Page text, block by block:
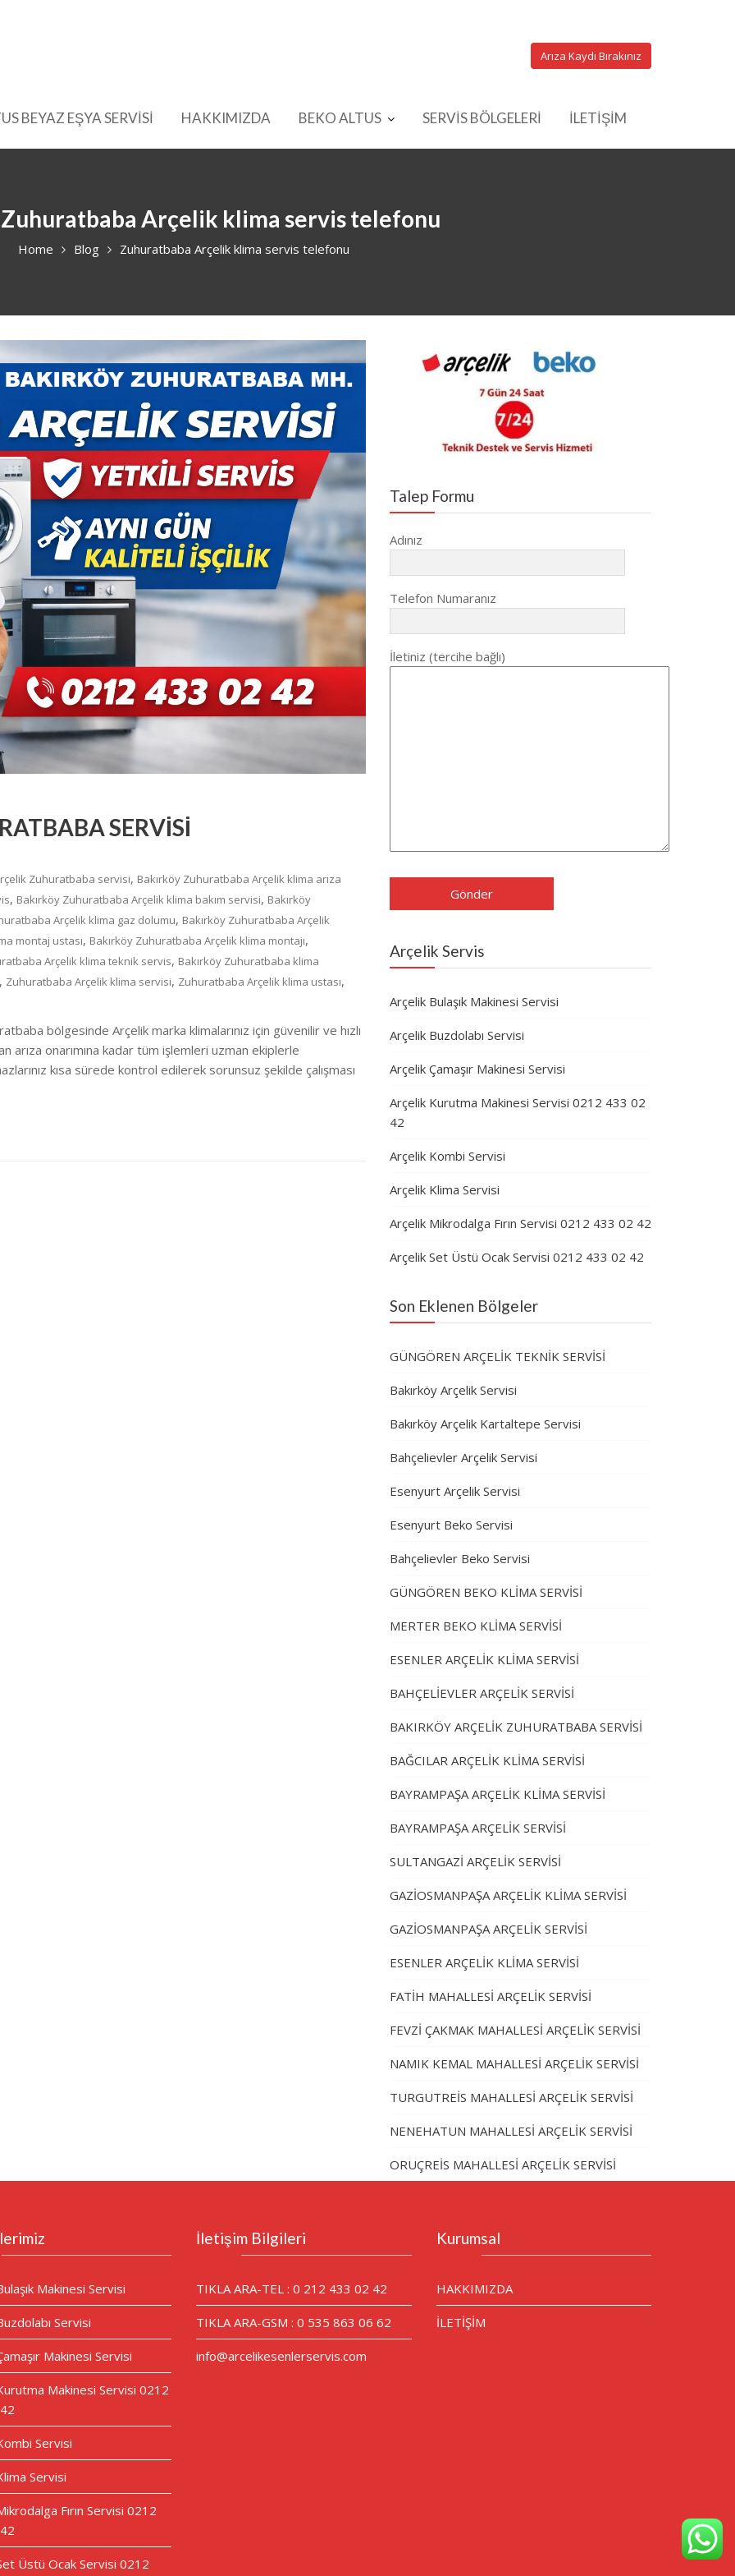
Arıza Kaydı Bırakınız
BEYAZ EŞYA SERVİSİ HAKKIMIZDA BEKO ALTUS SERVİS BÖLGELERİ İLETİŞİM
Zuhuratbaba Arçelik klima servis telefonu
Home Blog Zuhuratbaba Arçelik klima servis telefonu
SERVİSİ
Zuhuratbaba servisi, Bakırköy Zuhuratbaba Arçelik klima arıza
, Bakırköy Zuhuratbaba Arçelik klima bakım servisi, Bakırköy
Arçelik klima gaz dolumu, Bakırköy Zuhuratbaba Arçelik
montaj ustası, Bakırköy Zuhuratbaba Arçelik klima montajı,
Arçelik klima teknik servis, Bakırköy Zuhuratbaba klima
, Zuhuratbaba Arçelik klima servisi, Zuhuratbaba Arçelik klima ustası,
bölgesinde Arçelik marka klimalarınız için güvenilir ve hızlı
arıza onarımına kadar tüm işlemleri uzman ekiplerle
kısa sürede kontrol edilerek sorunsuz şekilde çalışması
Talep Formu
Adınız
Telefon Numaranız
İletiniz (tercihe bağlı)
Arçelik Servis
Arçelik Bulaşık Makinesi Servisi
Arçelik Buzdolabı Servisi
Arçelik Çamaşır Makinesi Servisi
Arçelik Kurutma Makinesi Servisi 0212 433 02
42
Arçelik Kombi Servisi
Arçelik Klima Servisi
Arçelik Mikrodalga Fırın Servisi 0212 433 02 42
Arçelik Set Üstü Ocak Servisi 0212 433 02 42
Son Eklenen Bölgeler
GÜNGÖREN ARÇELİK TEKNİK SERVİSİ
Bakırköy Arçelik Servisi
Bakırköy Arçelik Kartaltepe Servisi
Bahçelievler Arçelik Servisi
Esenyurt Arçelik Servisi
Esenyurt Beko Servisi
Bahçelievler Beko Servisi
GÜNGÖREN BEKO KLİMA SERVİSİ
MERTER BEKO KLİMA SERVİSİ
ESENLER ARÇELİK KLİMA SERVİSİ
BAHÇELİEVLER ARÇELİK SERVİSİ
BAKIRKÖY ARÇELİK ZUHURATBABA SERVİSİ
BAĞCILAR ARÇELİK KLİMA SERVİSİ
BAYRAMPAŞA ARÇELİK KLİMA SERVİSİ
BAYRAMPAŞA ARÇELİK SERVİSİ
SULTANGAZİ ARÇELİK SERVİSİ
GAZİOSMANPAŞA ARÇELİK KLİMA SERVİSİ
GAZİOSMANPAŞA ARÇELİK SERVİSİ
ESENLER ARÇELİK KLİMA SERVİSİ
FATİH MAHALLESİ ARÇELİK SERVİSİ
FEVZİ ÇAKMAK MAHALLESİ ARÇELİK SERVİSİ
NAMIK KEMAL MAHALLESİ ARÇELİK SERVİSİ
TURGUTREİS MAHALLESİ ARÇELİK SERVİSİ
NENEHATUN MAHALLESİ ARÇELİK SERVİSİ
ORUÇREİS MAHALLESİ ARÇELİK SERVİSİ
Makinesi Servisi
Servisi
Makinesi Servisi
Makinesi Servisi 0212
Servisi
Servisi
Fırın Servisi 0212
Üstü Ocak Servisi 0212
İletişim Bilgileri
TIKLA ARA-TEL : 0 212 433 02 42
TIKLA ARA-GSM : 0 535 863 06 62
info@arcelikesenlerservis.com
Kurumsal
HAKKIMIZDA
İLETİŞİM